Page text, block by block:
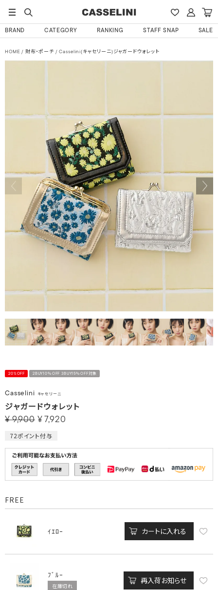
BRAND CATEGORY RANKING STAFF SNAP SALE
HOME 財布・ポーチ Casselini(キャセリーニ)ジャガードウォレット
20%OFF 2BUY10％OFF 3BUY15％OFF対象
Casselini キャセリーニ
ジャガードウォレット
¥ 9,900 ¥ 7,920
72ポイント付与
FREE
ｲｴﾛｰ カートに入れる
ﾌﾞﾙｰ
在庫切れ
再入荷お知らせ